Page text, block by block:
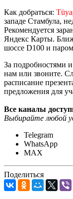
Как добраться:
западе Стамбула,
Рекомендуется
Яндекс Карты.
шоссе D100 и
За подробностями
нам или звоните.
расписание
предложения для
Все каналы
Выбирайте любой
Telegram
WhatsApp
MAX
Поделиться